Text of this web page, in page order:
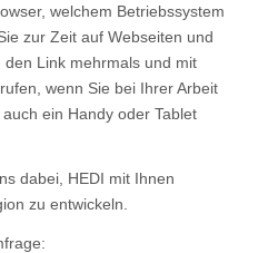
welchem Betriebssystem
zur Zeit auf Webseiten und
Link mehrmals und mit
wenn Sie bei Ihrer Arbeit
ein Handy oder Tablet
dabei, HEDI mit Ihnen
zu entwickeln.